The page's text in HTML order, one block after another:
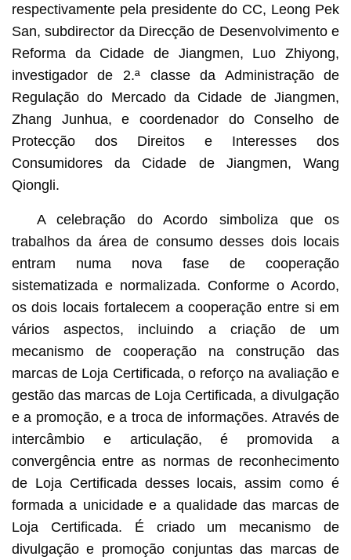
respectivamente pela presidente do CC, Leong Pek
San, subdirector da Direcção de Desenvolvimento e
Reforma da Cidade de Jiangmen, Luo Zhiyong,
investigador de 2.ª classe da Administração de
Regulação do Mercado da Cidade de Jiangmen,
Zhang Junhua, e coordenador do Conselho de
Protecção dos Direitos e Interesses dos
Consumidores da Cidade de Jiangmen, Wang
Qiongli.
A celebração do Acordo simboliza que os
trabalhos da área de consumo desses dois locais
entram numa nova fase de cooperação
sistematizada e normalizada. Conforme o Acordo,
os dois locais fortalecem a cooperação entre si em
vários aspectos, incluindo a criação de um
mecanismo de cooperação na construção das
marcas de Loja Certificada, o reforço na avaliação e
gestão das marcas de Loja Certificada, a divulgação
e a promoção, e a troca de informações. Através de
intercâmbio e articulação, é promovida a
convergência entre as normas de reconhecimento
de Loja Certificada desses locais, assim como é
formada a unicidade e a qualidade das marcas de
Loja Certificada. É criado um mecanismo de
divulgação e promoção conjuntas das marcas de